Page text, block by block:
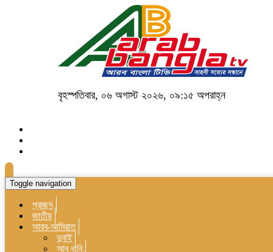
বৃহস্পতিবার, ০৬ অগাস্ট ২০২৬, ০৯:১৫ অপরাহ্ন
Toggle navigation
প্রচ্ছদ
জাতীয়
আরব-আমিরাত
দুবাই
আবু ধাবি